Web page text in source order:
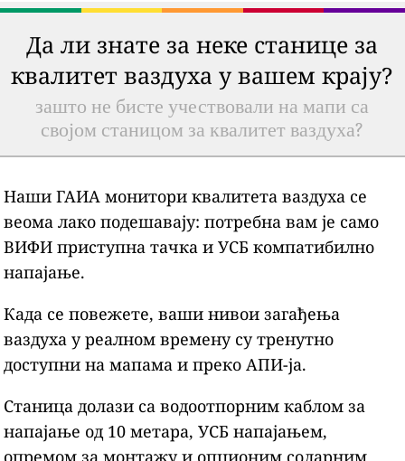
Да ли знате за неке станице за
квалитет ваздуха у вашем крају?
зашто не бисте учествовали на мапи са
својом станицом за квалитет ваздуха?
Наши ГАИА монитори квалитета ваздуха се
веома лако подешавају: потребна вам је само
ВИФИ приступна тачка и УСБ компатибилно
напајање.
Када се повежете, ваши нивои загађења
ваздуха у реалном времену су тренутно
доступни на мапама и преко АПИ-ја.
Станица долази са водоотпорним каблом за
напајање од 10 метара, УСБ напајањем,
опремом за монтажу и опционим соларним